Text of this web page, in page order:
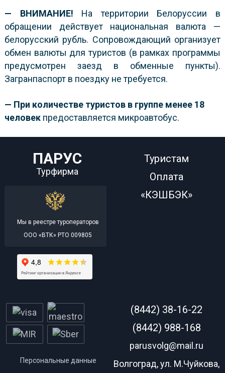
— ВНИМАНИЕ! На территории Белоруссии в
обращении действует национальная валюта —
белорусский рубль. Сопровождающий организует
обмен валюты для туристов (в рамках программы
предусмотрен заезд в обменные пункты).
Загранпаспорт в поездку не требуется.
— При количестве туристов в группе менее 18
человек предоставляется микроавтобус.
ПАРУС
Турфирма
Мы в реестре туроператоров
ООО «ВТК» РТО 009805
Туристам
Оплата
«КЭШБЭК»
Персональные данные
(8442) 38-16-22
(8442) 988-168
parusvolg@mail.ru
Волгоград, ул. М.Чуйкова,